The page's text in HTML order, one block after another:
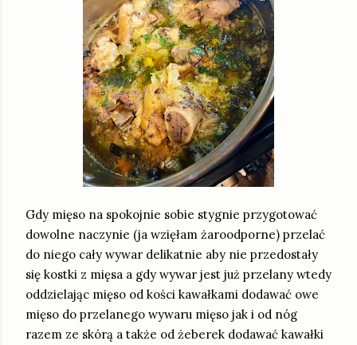
Gdy mięso na spokojnie sobie stygnie przygotować
dowolne naczynie (ja wzięłam żaroodporne) przelać
do niego cały wywar delikatnie aby nie przedostały
się kostki z mięsa a gdy wywar jest już przelany wtedy
oddzielając mięso od kości kawałkami dodawać owe
mięso do przelanego wywaru mięso jak i od nóg
razem ze skórą a także od żeberek dodawać kawałki